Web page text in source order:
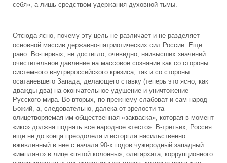
себя», а лишь средством удержания духовной тьмы.
Отсюда ясно, почему эту цель не различает и не разделяет
основной массив державно-патриотических сил России. Еще
рано. Во-первых, не достигло, очевидно, наивысших значений
очистительное давление на массовое сознание как со стороны
системного внутрироссийского кризиса, так и со стороны
осатаневшего Запада, делающего ставку (теперь это ясно, как
дважды два) на окончательное удушение и уничтожение
Русского мира. Во-вторых, по-прежнему слабоват и сам народ
Божий, а, следовательно, далека от зрелости та
олицетворяемая им общественная «закваска», которая в момент
«икс» должна поднять все народное «тесто». В-третьих, Россия
еще не до конца преодолела и исторгла насильственно
вживленный в нее с начала 90-х годов чужеродный западный
«имплант» в лице «пятой колонны», олигархата, коррупционного